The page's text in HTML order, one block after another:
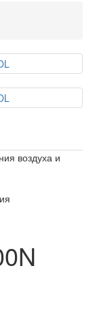
воздуха и